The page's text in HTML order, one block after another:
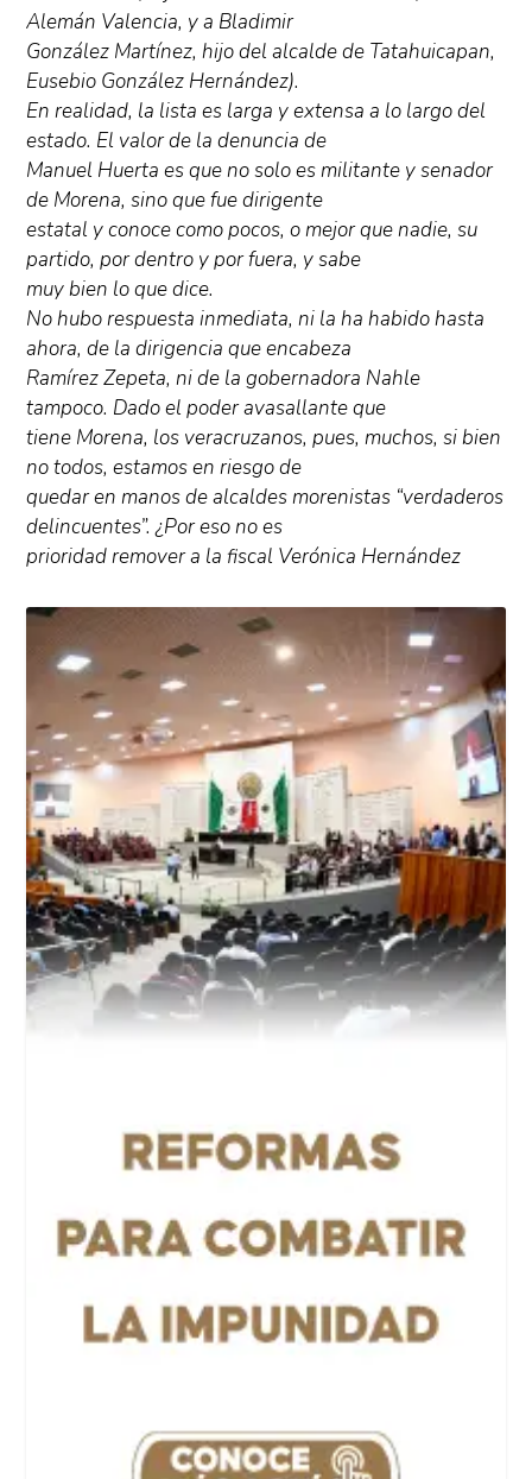
Alemán Valencia, y a Bladimir
González Martínez, hijo del alcalde de Tatahuicapan,
Eusebio González Hernández).
En realidad, la lista es larga y extensa a lo largo del
estado. El valor de la denuncia de
Manuel Huerta es que no solo es militante y senador
de Morena, sino que fue dirigente
estatal y conoce como pocos, o mejor que nadie, su
partido, por dentro y por fuera, y sabe
muy bien lo que dice.
No hubo respuesta inmediata, ni la ha habido hasta
ahora, de la dirigencia que encabeza
Ramírez Zepeta, ni de la gobernadora Nahle
tampoco. Dado el poder avasallante que
tiene Morena, los veracruzanos, pues, muchos, si bien
no todos, estamos en riesgo de
quedar en manos de alcaldes morenistas “verdaderos
delincuentes”. ¿Por eso no es
prioridad remover a la fiscal Verónica Hernández